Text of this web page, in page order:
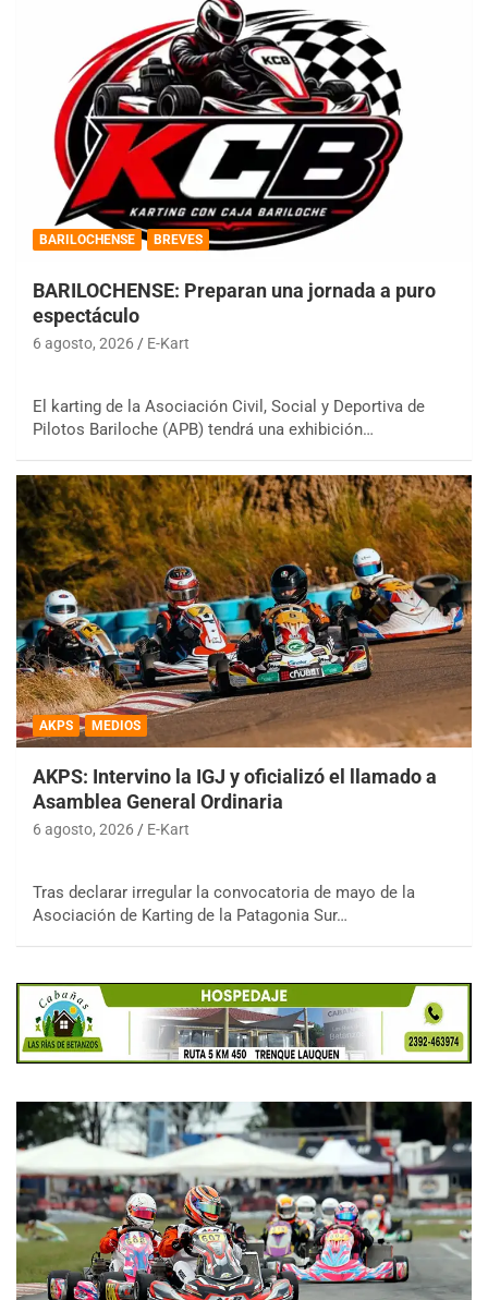
BARILOCHENSE BREVES
BARILOCHENSE: Preparan una jornada a puro
espectáculo
6 agosto, 2026 E-Kart
El karting de la Asociación Civil, Social y Deportiva de
Pilotos Bariloche (APB) tendrá una exhibición…
AKPS MEDIOS
AKPS: Intervino la IGJ y oficializó el llamado a
Asamblea General Ordinaria
6 agosto, 2026 E-Kart
Tras declarar irregular la convocatoria de mayo de la
Asociación de Karting de la Patagonia Sur…